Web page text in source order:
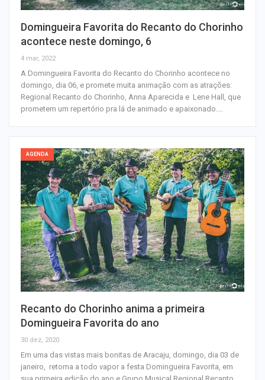
Domingueira Favorita do Recanto do Chorinho
acontece neste domingo, 6
4 mar, 2022
A Domingueira Favorita do Recanto do Chorinho acontece no
domingo, dia 06, e promete muita animação com as atrações:
Regional Recanto do Chorinho, Anna Aparecida e Lene Hall, que
prometem um repertório pra lá de animado e apaixonado.…
AGENDA
Recanto do Chorinho anima a primeira
Domingueira Favorita do ano
30 dez, 2020
Em uma das vistas mais bonitas de Aracaju, domingo, dia 03 de
janeiro, retorna a todo vapor a festa Domingueira Favorita, em